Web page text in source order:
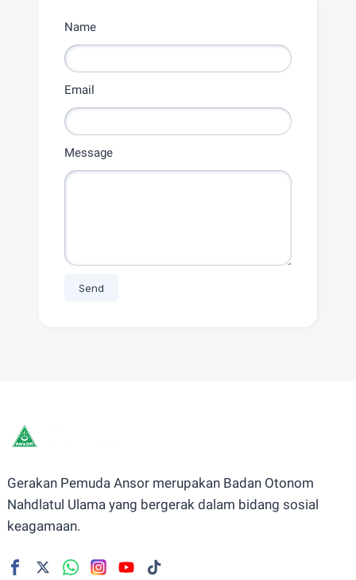
Name
Email
Message
Gerakan Pemuda Ansor merupakan Badan Otonom
Nahdlatul Ulama yang bergerak dalam bidang sosial
keagamaan.